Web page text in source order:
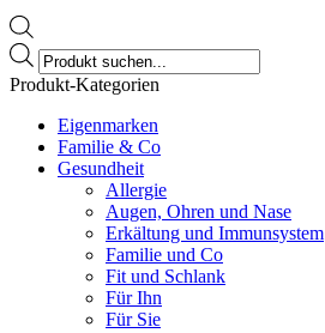
Products
search
Produkt-Kategorien
Eigenmarken
Familie & Co
Gesundheit
Allergie
Augen, Ohren und Nase
Erkältung und Immunsystem
Familie und Co
Fit und Schlank
Für Ihn
Für Sie